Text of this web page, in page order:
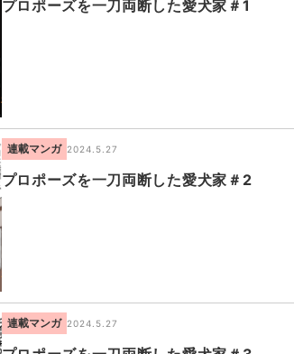
プロポーズを一刀両断した愛犬家＃1
連載マンガ 2024.5.27
プロポーズを一刀両断した愛犬家＃2
連載マンガ 2024.5.27